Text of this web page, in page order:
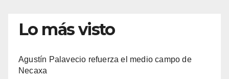
Lo más visto
Agustín Palavecio refuerza el medio campo de
Necaxa